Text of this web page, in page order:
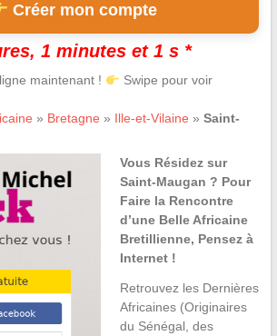
Créer mon compte
1 minutes et 1 s *
maintenant ! Swipe pour voir
» Bretagne » Ille-et-Vilaine » Saint-
Vous Résidez sur
Saint-Maugan ? Pour
Faire la Rencontre
d’une Belle Africaine
Bretillienne, Pensez à
Internet !
Retrouvez les Dernières
Africaines (Originaires
du Sénégal, des